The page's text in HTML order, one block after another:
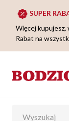
SUPER
Więcej kupujesz,
Rabat na